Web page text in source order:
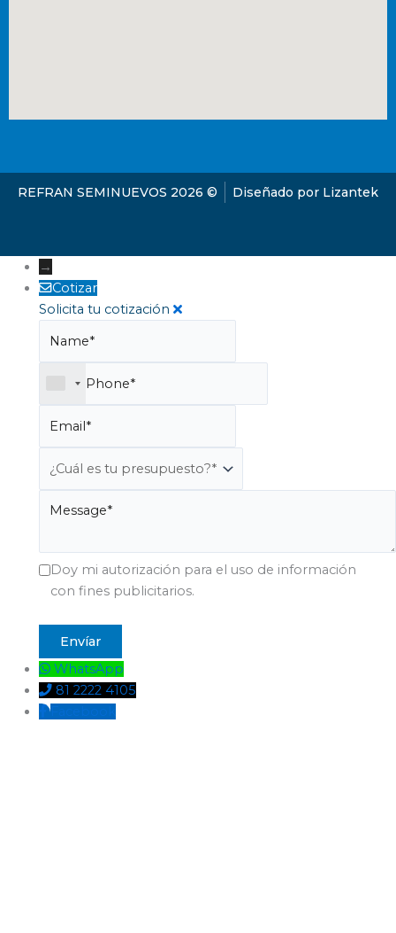
REFRAN SEMINUEVOS 2026 © Diseñado por Lizantek
→
Cotizar
Solicita tu cotización
Doy mi autorización para el uso de información
con fines publicitarios.
WhatsApp
81 2222 4105
Facebook